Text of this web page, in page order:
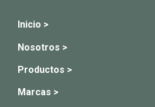
Inicio >
Nosotros >
Productos >
Marcas >